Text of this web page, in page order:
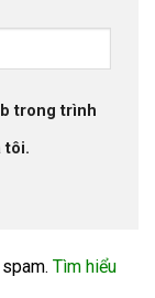
trong trình
tôi.
Tìm hiểu